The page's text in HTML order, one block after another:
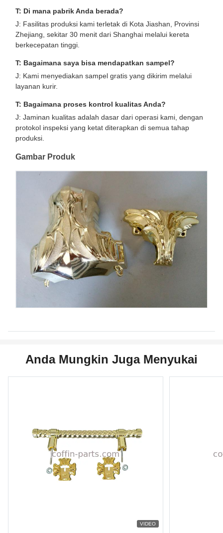
T: Di mana pabrik Anda berada?
J: Fasilitas produksi kami terletak di Kota Jiashan, Provinsi
Zhejiang, sekitar 30 menit dari Shanghai melalui kereta
berkecepatan tinggi.
T: Bagaimana saya bisa mendapatkan sampel?
J: Kami menyediakan sampel gratis yang dikirim melalui
layanan kurir.
T: Bagaimana proses kontrol kualitas Anda?
J: Jaminan kualitas adalah dasar dari operasi kami, dengan
protokol inspeksi yang ketat diterapkan di semua tahap
produksi.
Gambar Produk
Anda Mungkin Juga Menyukai
VIDEO